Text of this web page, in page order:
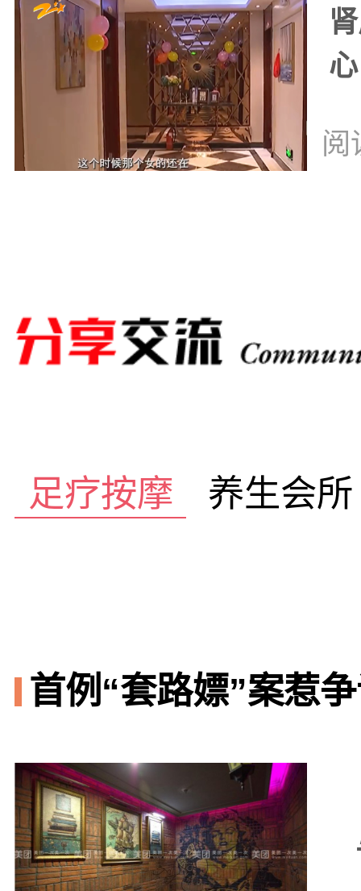
阅
足疗按摩 养生会所
首例“套路嫖”案惹